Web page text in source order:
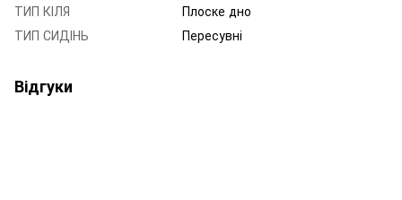
ТИП КІЛЯ
Плоске дно
ТИП СИДІНЬ
Пересувні
Відгуки